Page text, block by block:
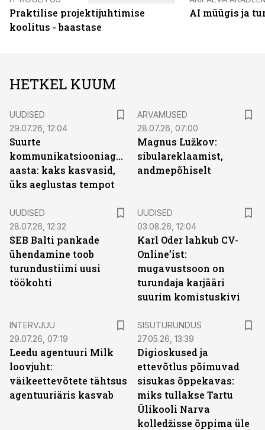
Praktilise projektijuhtimise
koolitus - baastase
AI müügis ja
HETKEL KUUM
UUDISED
29.07.26, 12:04
Suurte
kommunikatsiooniagentuuride
aasta: kaks kasvasid,
üks aeglustas tempot
ARVAMUSED
28.07.26, 07:00
Magnus Lužkov:
sibulareklaamist,
andmepõhiselt
UUDISED
28.07.26, 12:32
SEB Balti pankade
ühendamine toob
turundustiimi uusi
töökohti
UUDISED
03.08.26, 12:04
Karl Oder lahkub CV-
Online’ist:
mugavustsoon on
turundaja karjääri
suurim komistuskivi
INTERVJUU
29.07.26, 07:19
Leedu agentuuri Milk
loovjuht:
väikeettevõtete tähtsus
agentuuriäris kasvab
SISUTURUNDUS
27.05.26, 13:39
Digioskused ja
ettevõtlus põimuvad
sisukas õppekavas:
miks tullakse Tartu
Ülikooli Narva
kolledžisse õppima üle